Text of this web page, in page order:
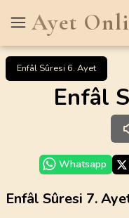
Ayet
Enfâl Sûresi 6. Ayet
Enfâl
Whatsapp
Enfâl Sûresi 7.